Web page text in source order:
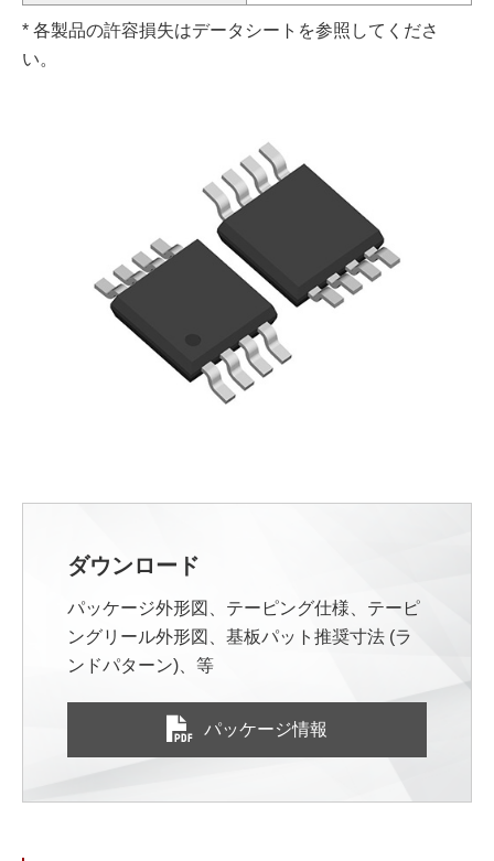
* 各製品の許容損失はデータシートを参照してくださ
い。
ダウンロード
パッケージ外形図、テーピング仕様、テーピ
ングリール外形図、基板パット推奨寸法 (ラ
ンドパターン)、等
パッケージ情報